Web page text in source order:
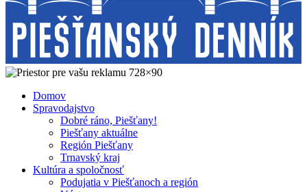
Domov
Spravodajstvo
Dobré ráno, Piešťany!
Piešťany aktuálne
Región Piešťany
Trnavský kraj
Kultúra a spoločnosť
Podujatia v Piešťanoch a región